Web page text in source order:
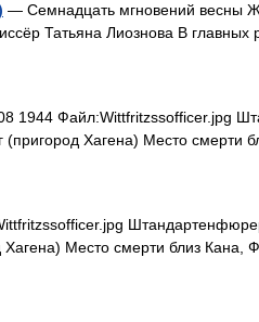
— Семнадцать мгновений весны
Татьяна Лиознова В главных
1944 Файл:Wittfritzssofficer.jpg
Хагена) Место смерти
Место смерти близ Кана,